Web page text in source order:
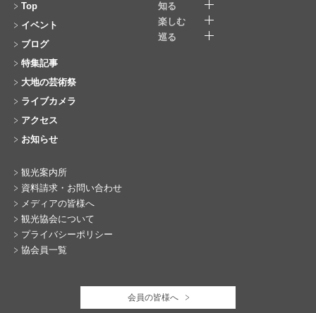
Top
イベント
ブログ
特集記事
大地の芸術祭
ライブカメラ
アクセス
お知らせ
知る
楽しむ
巡る
観光案内所
資料請求・お問い合わせ
メディアの皆様へ
観光協会について
プライバシーポリシー
協会員一覧
会員の皆様へ